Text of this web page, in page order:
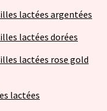
lactées argentées
lactées dorées
lactées rose gold
lactées